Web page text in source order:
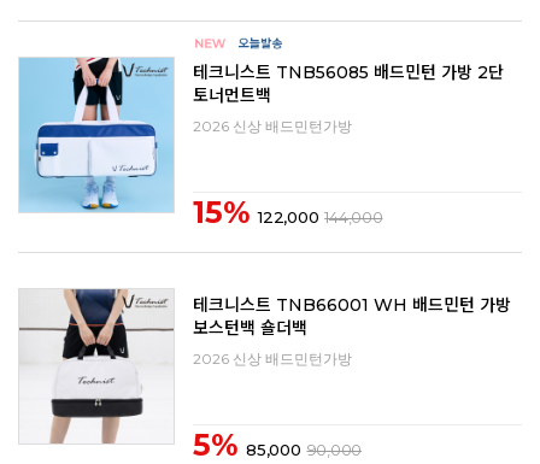
테크니스트 TNB56085 배드민턴 가방 2단
토너먼트백
2026 신상 배드민턴가방
15% 122,000 144,000
테크니스트 TNB66001 WH 배드민턴 가방
보스턴백 숄더백
2026 신상 배드민턴가방
5% 85,000 90,000